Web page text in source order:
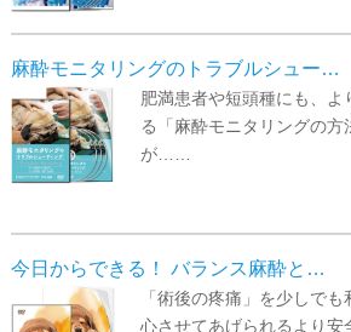
麻酔モニタリングのトラブルシュー…
肥満患者や短頭種にも、よ
る「麻酔モニタリングの
が……
今日からできる！ バランス麻酔と…
「術後の疼痛」を少しで
心させてあげられるより安